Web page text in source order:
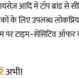
आदि में टॉप ब्रांड से
के लिए उपलब्ध
पर टाइम-सेंसिटिव
अभी!